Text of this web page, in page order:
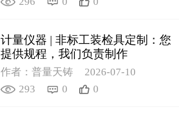
计量仪器 | 非标工装检具定制：您
提供规程，我们负责制作
作者：普量天铸
2026-07-10
293
0 0